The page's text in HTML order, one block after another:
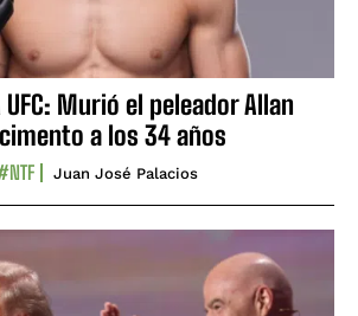
UFC: Murió el peleador Allan
a los 34 años
Juan José Palacios